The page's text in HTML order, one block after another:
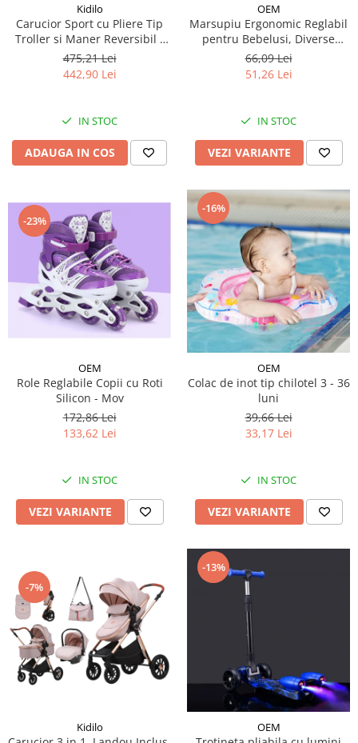
Kidilo
Carucior Sport cu Pliere Tip
Troller si Maner Reversibil -
Bej
475,21 Lei
442,90 Lei
IN STOC
ADAUGA IN COS
OEM
Marsupiu Ergonomic Reglabil
pentru Bebelusi, Diverse
Culori
66,09 Lei
51,26 Lei
IN STOC
VEZI VARIANTE
-23%
OEM
Role Reglabile Copii cu Roti
Silicon - Mov
172,86 Lei
133,62 Lei
IN STOC
VEZI VARIANTE
-16%
OEM
Colac de inot tip chilotel 3 - 36
luni
39,66 Lei
33,17 Lei
IN STOC
VEZI VARIANTE
-7%
Kidilo
-13%
OEM